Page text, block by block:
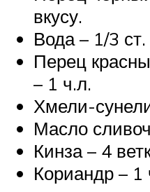
вкусу.
Вода – 1/3 ст.
Перец
– 1 ч.л.
Хмели-
Масло
Кинза – 4
Кориандр – 1